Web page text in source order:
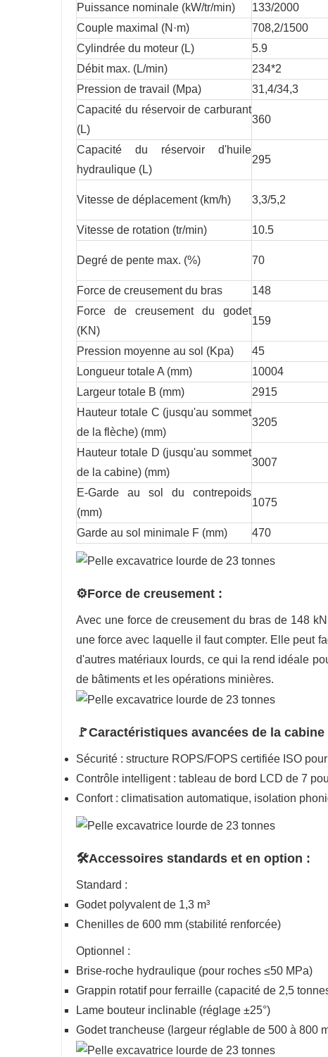
Puissance nominale (kW/tr/min) 133/2000
Couple maximal (N·m)
708,2/1500
Cylindrée du moteur (L)
5.9
Débit max. (L/min)
234*2
Pression de travail (Mpa)
31,4/34,3
Capacité du réservoir de carburant
(L)
360
Capacité du réservoir d'huile
hydraulique (L)
295
Vitesse de déplacement (km/h) 3,3/5,2
Vitesse de rotation (tr/min) 10.5
Degré de pente max. (%) 70
Force de creusement du bras 148
Force de creusement du godet
(KN)
159
Pression moyenne au sol (Kpa) 45
Longueur totale A (mm)
10004
Largeur totale B (mm)
2915
Hauteur totale C (jusqu'au sommet
de la flèche) (mm)
3205
Hauteur totale D (jusqu'au sommet
de la cabine) (mm)
3007
E-Garde au sol du contrepoids
(mm)
1075
Garde au sol minimale F (mm) 470
⚙️Force de creusement :
Avec une force de creusement du bras de 148
une force avec laquelle il faut compter. Elle peut
d'autres matériaux lourds, ce qui la rend idéale
de bâtiments et les opérations minières.
🚩Caractéristiques avancées de la cabine
Sécurité : structure ROPS/FOPS certifiée ISO
Contrôle intelligent : tableau de bord LCD de 7
Confort : climatisation automatique, isolation
🛠️Accessoires standards et en option :
Standard :
Godet polyvalent de 1,3 m³
Chenilles de 600 mm (stabilité renforcée)
Optionnel :
Brise-roche hydraulique (pour roches ≤50 MPa)
Grappin rotatif pour ferraille (capacité de 2,5
Lame bouteur inclinable (réglage ±25°)
Godet trancheuse (largeur réglable de 500 à 800